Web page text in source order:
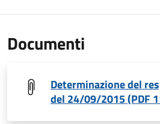
Documenti
Determinazione del
del 24/09/2015 (PDF